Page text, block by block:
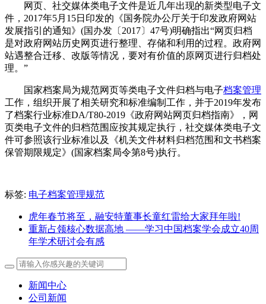
网页、社交媒体类电子文件是近几年出现的新类型电子文
件，2017年5月15日印发的《国务院办公厅关于印发政府网站
发展指引的通知》(国办发〔2017〕47号)明确指出“网页归档
是对政府网站历史网页进行整理、存储和利用的过程。政府网
站遇整合迁移、改版等情况，要对有价值的原网页进行归档处
理。”
国家档案局为规范网页等类电子文件归档与电子档案管理
工作，组织开展了相关研究和标准编制工作，并于2019年发布
了档案行业标准DA/T80-2019《政府网站网页归档指南》，网
页类电子文件的归档范围应按其规定执行，社交媒体类电子文
件可参照该行业标准以及《机关文件材料归档范围和文书档案
保管期限规定》(国家档案局令第8号)执行。
标签: 电子档案管理规范
虎年春节将至，融安特董事长童红雷给大家拜年啦!
重新占领核心数据高地 ——学习中国档案学会成立40周
年学术研讨会有感
新闻中心
公司新闻